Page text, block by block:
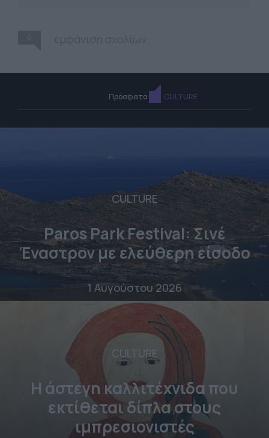
Πρόσφατα CULTURE
CULTURE
Paros Park Festival: Σινέ
Έναστρον με ελεύθερη είσοδο
1 Αυγούστου 2026
CULTURE
Η άστεγη καλλιτέχνιδα που
εκτίθεται δίπλα στους
ιμπρεσιονιστές